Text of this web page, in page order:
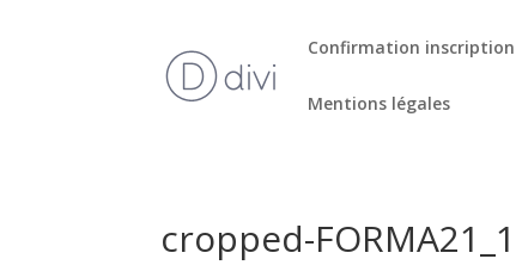
Confirmation
Mentions légales
cropped-